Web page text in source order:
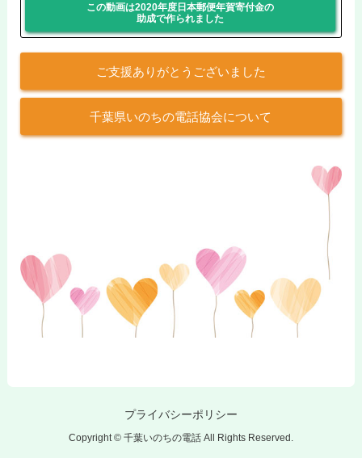
この動画は2020年度日本郵便年賀寄付金の
助成で作られました
ご支援ありがとうございました
千葉県いのちの電話協会について
プライバシーポリシー
Copyright © 千葉いのちの電話 All Rights Reserved.